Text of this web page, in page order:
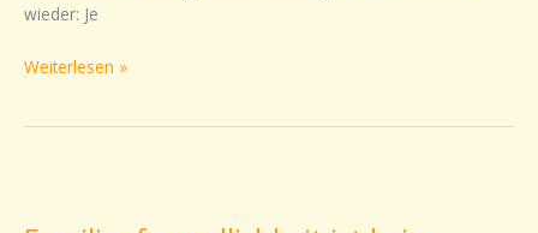
wieder: Je
Weiterlesen »